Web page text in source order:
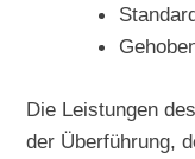
Die Leistungen
der Überführung,